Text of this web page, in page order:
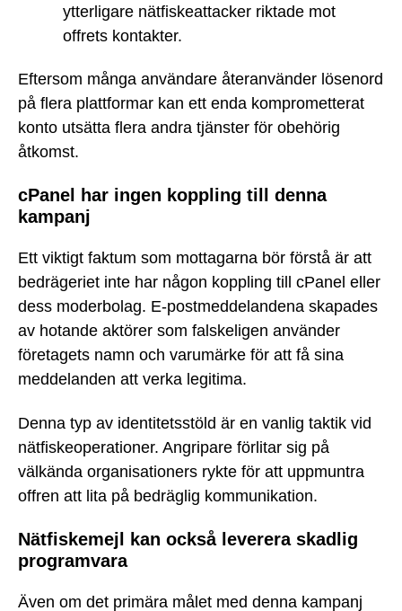
ytterligare nätfiskeattacker riktade mot
offrets kontakter.
Eftersom många användare återanvänder lösenord
på flera plattformar kan ett enda komprometterat
konto utsätta flera andra tjänster för obehörig
åtkomst.
cPanel har ingen koppling till denna
kampanj
Ett viktigt faktum som mottagarna bör förstå är att
bedrägeriet inte har någon koppling till cPanel eller
dess moderbolag. E-postmeddelandena skapades
av hotande aktörer som falskeligen använder
företagets namn och varumärke för att få sina
meddelanden att verka legitima.
Denna typ av identitetsstöld är en vanlig taktik vid
nätfiskeoperationer. Angripare förlitar sig på
välkända organisationers rykte för att uppmuntra
offren att lita på bedräglig kommunikation.
Nätfiskemejl kan också leverera skadlig
programvara
Även om det primära målet med denna kampanj